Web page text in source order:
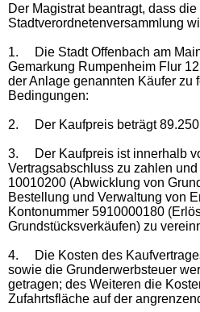
Der Magistrat beantragt, dass die
Stadtverordnetenversammlung
1.
Die Stadt Offenbach am
Gemarkung Rumpenheim Flur
der Anlage genannten Käufer zu
Bedingungen:
2. Der Kaufpreis beträgt
3.
Der Kaufpreis ist innerhalb
Vertragsabschluss zu zahlen
10010200 (Abwicklung von
Bestellung und Verwaltung von
Kontonummer 5910000180
Grundstücksverkäufen) zu
4.
Die Kosten des
sowie die Grunderwerb­steuer
getragen; des Weiteren die
Zufahrtsfläche auf der